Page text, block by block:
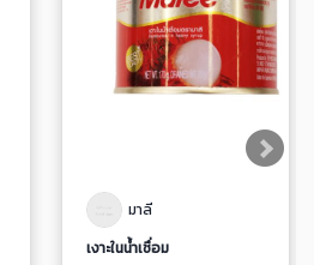
มาลี
เงาะในน้ำเชื่อม